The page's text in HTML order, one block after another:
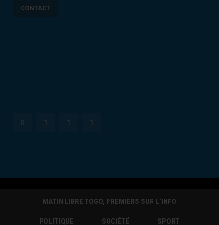
CONTACT
MATIN LIBRE TOGO, PREMIERS SUR L’INFO
POLITIQUE SOCIÉTÉ SPORT